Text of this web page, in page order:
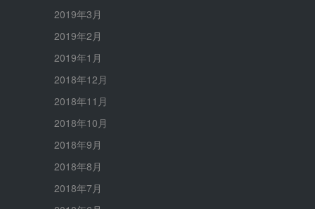
2019年3月
2019年2月
2019年1月
2018年12月
2018年11月
2018年10月
2018年9月
2018年8月
2018年7月